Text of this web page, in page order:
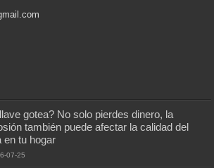
gotea? No solo pierdes dinero, la
también puede afectar la calidad del
en tu hogar
07-25